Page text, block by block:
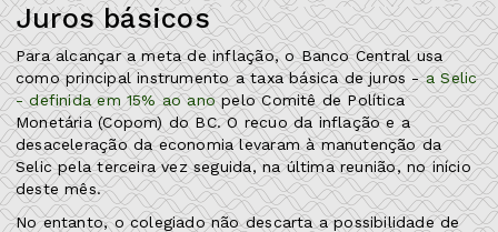
Juros básicos
Para alcançar a meta de inflação, o Banco Central usa
como principal instrumento a taxa básica de juros -a Selic
- definida em 15% ao anopelo Comitê de Política
Monetária (Copom) do BC. O recuo da inflação e a
desaceleração da economia levaram à manutenção da
Selic pela terceira vez seguida, na última reunião, no início
deste mês.
No entanto, o colegiado não descarta a possibilidade de